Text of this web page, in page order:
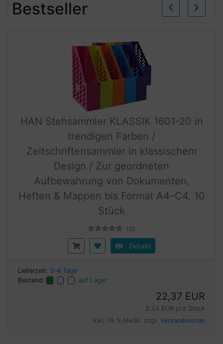
Bestseller
HAN Stehsammler KLASSIK 1601-20 in
trendigen Farben /
Zeitschriftensammler in klassischem
Design / Zur geordneten
Aufbewahrung von Dokumenten,
Heften & Mappen bis Format A4–C4, 10
Stück
(0)
Details
Lieferzeit: 3-4 Tage
Bestand:
auf Lager
22,37 EUR
2,24 EUR pro Stück
inkl. 19 % MwSt. zzgl. Versandkosten